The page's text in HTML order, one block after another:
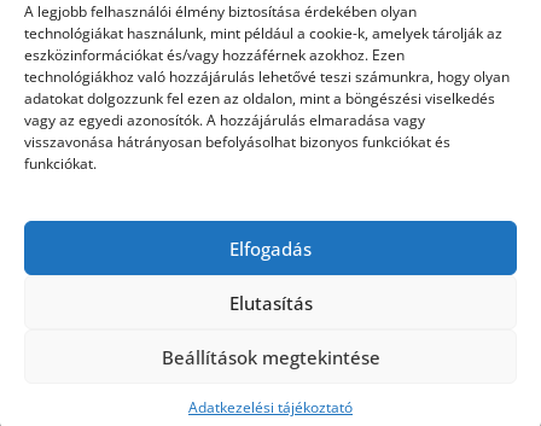
A legjobb felhasználói élmény biztosítása érdekében olyan
technológiákat használunk, mint például a cookie-k, amelyek tárolják az
eszközinformációkat és/vagy hozzáférnek azokhoz. Ezen
technológiákhoz való hozzájárulás lehetővé teszi számunkra, hogy olyan
adatokat dolgozzunk fel ezen az oldalon, mint a böngészési viselkedés
vagy az egyedi azonosítók. A hozzájárulás elmaradása vagy
visszavonása hátrányosan befolyásolhat bizonyos funkciókat és
funkciókat.
Elfogadás
Elutasítás
Beállítások megtekintése
Adatkezelési tájékoztató
Táskák
Vásárlás
Webáruház
Casco biztosítás használt járműre
Newspaperly WordPress Theme